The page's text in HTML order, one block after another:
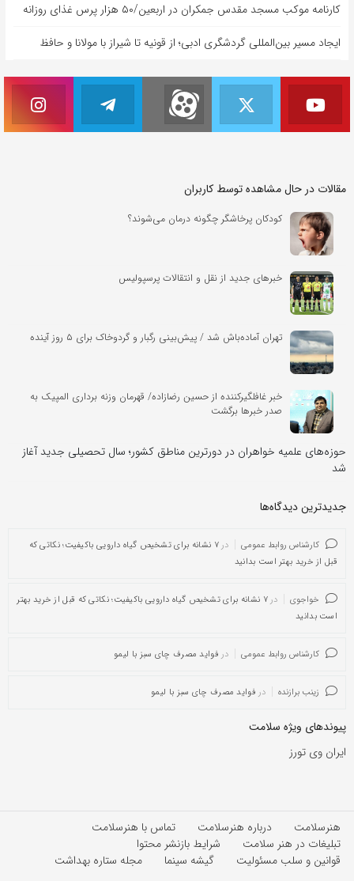
کارنامه موکب مسجد مقدس جمکران در اربعین/۵۰ هزار پرس غذای روزانه
ایجاد مسیر بین‌المللی گردشگری ادبی؛ از قونیه تا شیراز با مولانا و حافظ
مقالات در حال مشاهده توسط کاربران
کودکان پرخاشگر چگونه درمان می‌شوند؟
خبرهای جدید از نقل و انتقالات پرسپولیس
تهران آماده‌باش شد / پیش‌بینی رگبار و گردوخاک برای ۵ روز آینده
خبر غافلگیرکننده از حسین رضازاده/ قهرمان وزنه برداری المپیک به
صدر خبرها برگشت
حوزه‌های علمیه خواهران در دورترین مناطق کشور؛ سال تحصیلی جدید آغاز
شد
جدیدترین دیدگاه‌‌ها
کارشناس روابط عمومی در
۷ نشانه برای تشخیص گیاه دارویی باکیفیت؛ نکاتی که
قبل از خرید بهتر است بدانید
خواجوی در
۷ نشانه برای تشخیص گیاه دارویی باکیفیت؛ نکاتی که قبل از خرید بهتر
است بدانید
کارشناس روابط عمومی در فواید مصرف چای سبز با لیمو
زینب برازنده در فواید مصرف چای سبز با لیمو
پیوندهای ویژه سلامت
ایران وی تورز
هنرسلامت درباره هنرسلامت
تماس با هنرسلامت
تبلیغات در هنر سلامت
شرایط بازنشر محتوا
قوانین و سلب مسئولیت
گیشه سینما مجله ستاره بهداشت